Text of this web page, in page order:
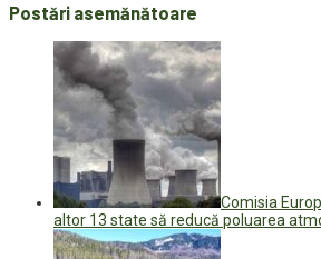
Postări asemănătoare
Comisia
altor 13 state să reducă poluarea